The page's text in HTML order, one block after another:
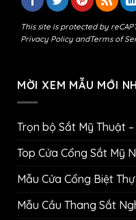
This site is protected by
Privacy PolicyandTerms of
MỜI XEM MẪU MỚI
Trọn bộ Sắt Mỹ Thuật
Top Cửa Cổng Sắt Mỹ
Mẫu Cửa Cổng Biệt
Mẫu Cầu Thang Sắt